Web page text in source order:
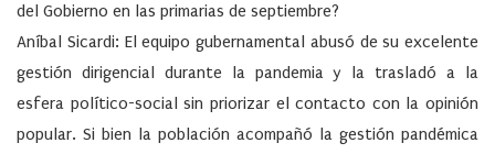
del Gobierno en las primarias de septiembre?
Aníbal Sicardi: El equipo gubernamental abusó de su excelente
gestión dirigencial durante la pandemia y la trasladó a la
esfera político-social sin priorizar el contacto con la opinión
popular. Si bien la población acompañó la gestión pandémica